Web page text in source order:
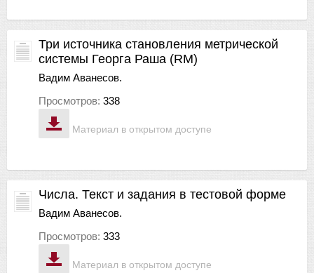
Материал в открытом доступе
Три источника становления метрической
системы Георга Раша (RM)
Вадим Аванесов.
Просмотров: 338
Материал в открытом доступе
Числа. Текст и задания в тестовой форме
Вадим Аванесов.
Просмотров: 333